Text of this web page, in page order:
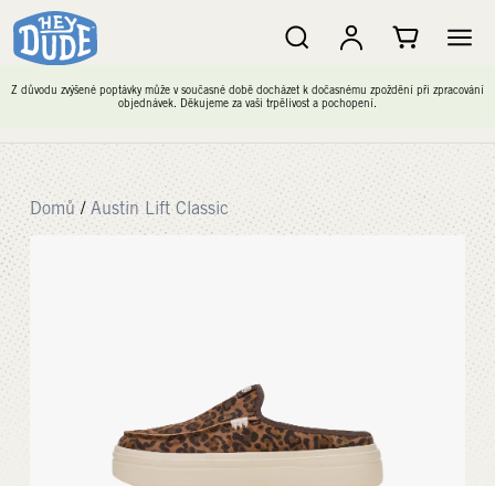
Z důvodu zvýšené poptávky může v současné době docházet k dočasnému zpoždění při zpracování
objednávek. Děkujeme za vaši trpělivost a pochopení.
Domů / Austin Lift Classic